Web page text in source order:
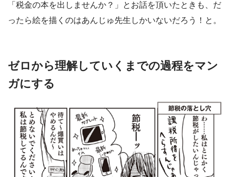
「税金の本を出しませんか？」とお話を頂いたときも、だ
ったら絵を描くのはあんじゅ先生しかいないだろう！と。
ゼロから理解していくまでの過程をマン
ガにする